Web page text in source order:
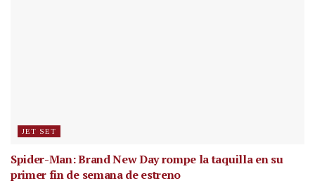
JET SET
Spider-Man: Brand New Day rompe la taquilla en su
primer fin de semana de estreno